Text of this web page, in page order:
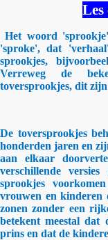
Les
Het woord
'sproke', dat
sprookjes,
Verreweg de
toversprookjes, dit
De toversprookjes
honderden jaren en
aan elkaar
verschillende
sprookjes
vrouwen en kinderen
zonen zonder een
betekent meestal dat
prins en dat de